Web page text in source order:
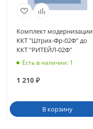
Комплект модернизации
ККТ "Штрих-Фр-02Ф" до
ККТ "РИТЕЙЛ-02Ф"
Есть в наличии: 1
1 210 ₽
В корзину